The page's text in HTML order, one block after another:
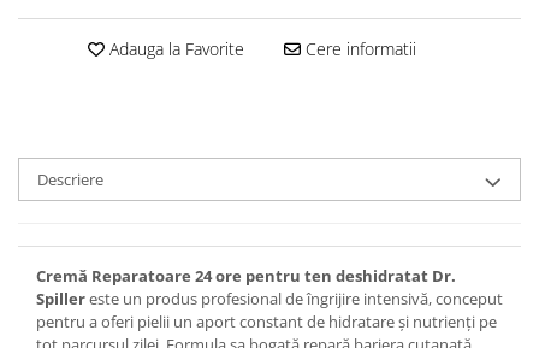
Adauga la Favorite Cere informatii
Descriere
Cremă Reparatoare 24 ore pentru ten deshidratat Dr.
Spillereste un produs profesional de îngrijire intensivă, conceput
pentru a oferi pielii un aport constant de hidratare și nutrienți pe